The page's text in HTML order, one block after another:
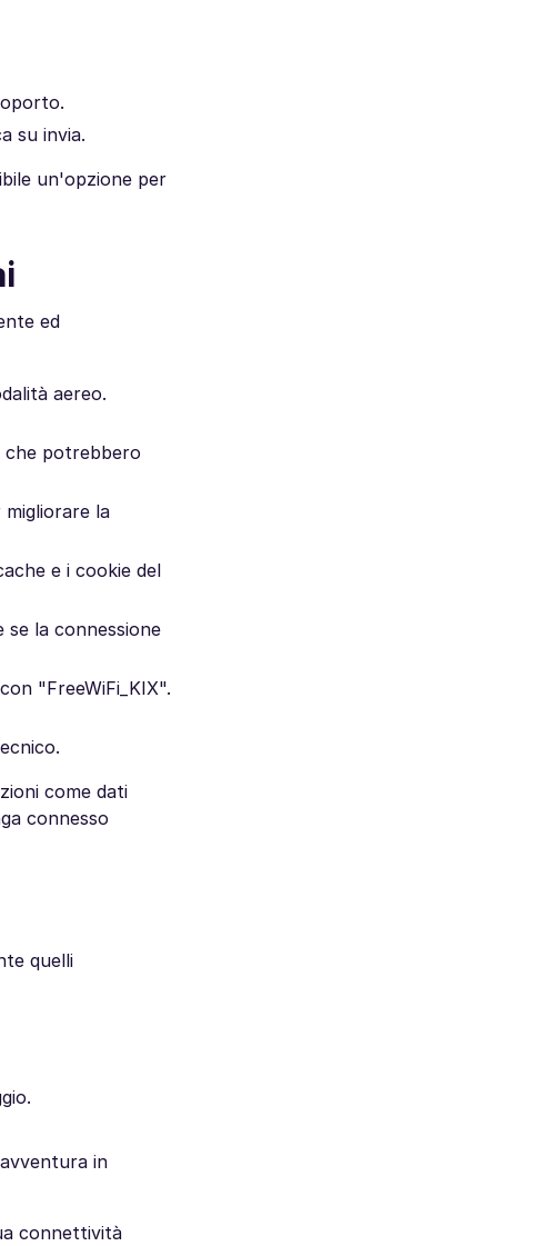
su invia.
un'opzione per
ed
aereo.
che potrebbero
migliorare la
e i cookie del
se la connessione
"FreeWiFi_KIX".
come dati
connesso
quelli
in
connettività